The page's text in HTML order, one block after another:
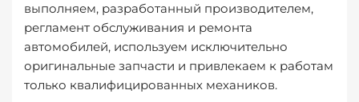
выполняем, разработанный производителем,
регламент обслуживания и ремонта
автомобилей, используем исключительно
оригинальные запчасти и привлекаем к работам
только квалифицированных механиков.